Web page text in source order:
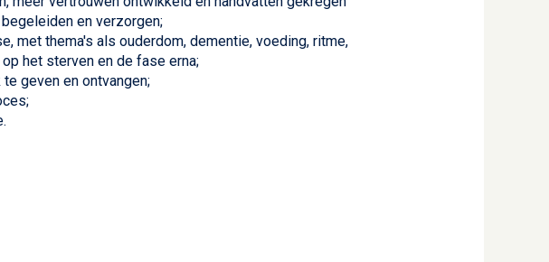
en verzorgen;
met thema's als ouderdom, dementie, voeding, ritme,
het sterven en de fase erna;
geven en ontvangen;